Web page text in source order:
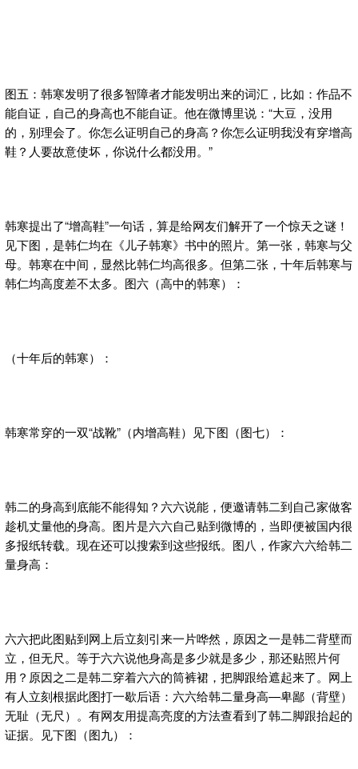
图五：韩寒发明了很多智障者才能发明出来的词汇，比如：作品不
能自证，自己的身高也不能自证。他在微博里说：“大豆，没用
的，别理会了。你怎么证明自己的身高？你怎么证明我没有穿增高
鞋？人要故意使坏，你说什么都没用。”
韩寒提出了“增高鞋”一句话，算是给网友们解开了一个惊天之谜！
见下图，是韩仁均在《儿子韩寒》书中的照片。第一张，韩寒与父
母。韩寒在中间，显然比韩仁均高很多。但第二张，十年后韩寒与
韩仁均高度差不太多。图六（高中的韩寒）：
（十年后的韩寒）：
韩寒常穿的一双“战靴”（内增高鞋）见下图（图七）：
韩二的身高到底能不能得知？六六说能，便邀请韩二到自己家做客
趁机丈量他的身高。图片是六六自己贴到微博的，当即便被国内很
多报纸转载。现在还可以搜索到这些报纸。图八，作家六六给韩二
量身高：
六六把此图贴到网上后立刻引来一片哗然，原因之一是韩二背壁而
立，但无尺。等于六六说他身高是多少就是多少，那还贴照片何
用？原因之二是韩二穿着六六的筒裤裙，把脚跟给遮起来了。网上
有人立刻根据此图打一歇后语：六六给韩二量身高—卑鄙（背壁）
无耻（无尺）。有网友用提高亮度的方法查看到了韩二脚跟抬起的
证据。见下图（图九）：